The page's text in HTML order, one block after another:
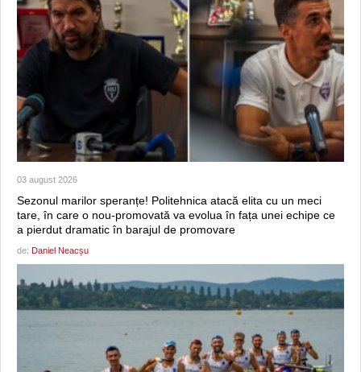
03 august 2026
Sezonul marilor speranțe! Politehnica atacă elita cu un meci
tare, în care o nou-promovată va evolua în fața unei echipe ce
a pierdut dramatic în barajul de promovare
de: Daniel Neacșu